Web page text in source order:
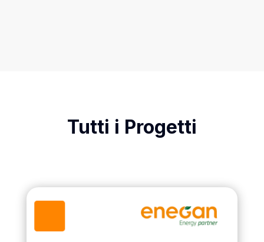
Tutti i Progetti